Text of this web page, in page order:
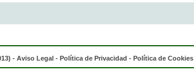
- Aviso Legal - Política de Privacidad - Política de Cookies